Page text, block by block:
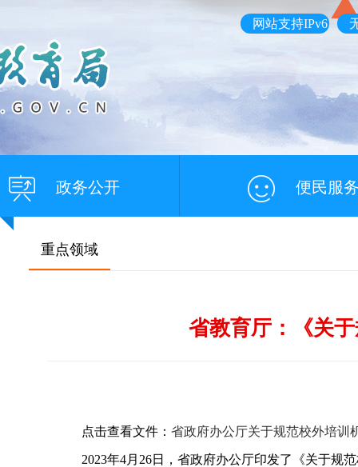
网站支持IPv6
政务公开 便民服
重点领域
省教育厅：《关
点击查看文件： 省政府办公厅关于规范校外培训
2023年4月26日，省政府办公厅印发了《关于规范